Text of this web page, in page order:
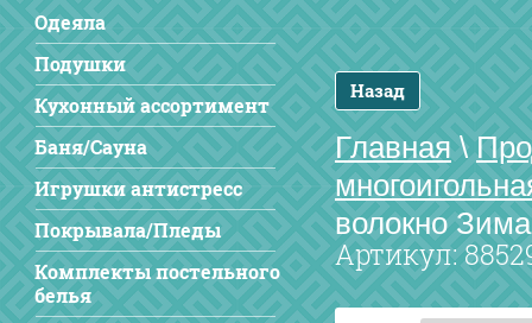
Назад
Главная\
волокно
Артикул:
Одеяла
Подушки
Кухонный ассортимент
Баня/Сауна
Игрушки антистресс
Покрывала/Пледы
Комплекты постельного
белья